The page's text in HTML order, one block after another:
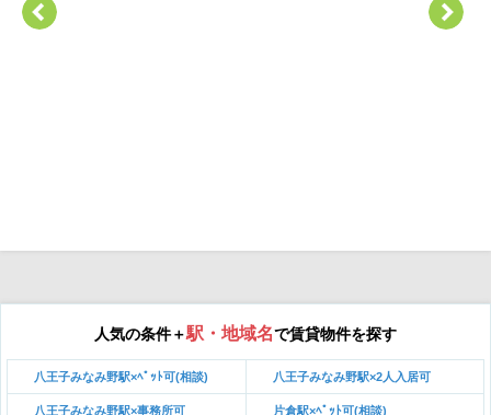
人気の条件＋駅・地域名で賃貸物件を探す
八王子みなみ野駅×ﾍﾟｯﾄ可(相談) 八王子みなみ野駅×2人入居可
八王子みなみ野駅×事務所可 片倉駅×ﾍﾟｯﾄ可(相談)